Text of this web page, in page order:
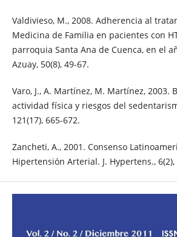
Valdivieso, M., 2008. Adherencia al
Medicina de Familia en pacientes con
parroquia Santa Ana de Cuenca, en el
Azuay, 50(8), 49-67.
Varo, J., A. Martínez, M. Martínez, 2003.
actividad física y riesgos del
121(17), 665-672.
Zancheti, A., 2001. Consenso
Hipertensión Arterial. J. Hypertens., 6(2),